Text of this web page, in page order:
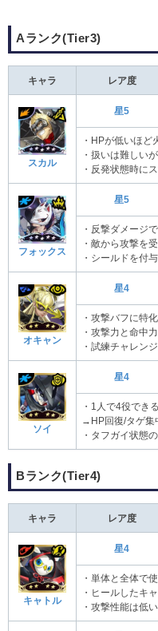
Aランク(Tier3)
キャラ レア度
スカル
星5
・HPが低いほど
・扱いは難しい
・反発状態時に
フォックス
星5
・反撃ダメージ
・敵から攻撃を
・シールドを付
オキャン
星4
・攻撃バフに特
・攻撃力と命中
・試練チャレン
ソイ
星4
・1人で4役でき
→HP回復/タゲ集
・タフガイ状態
Bランク(Tier4)
キャラ レア度
キャトル
星4
・単体と全体で
・ヒールしたキ
・攻撃性能は低